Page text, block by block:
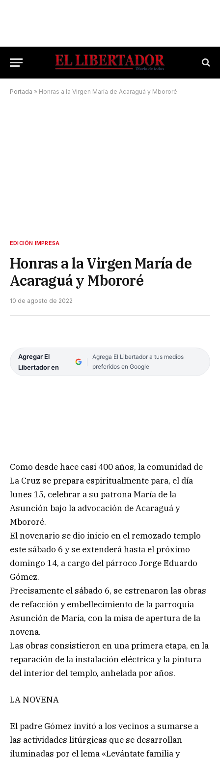
Portada » Honras a la Virgen María de Acaraguá y Mbororé
EDICIÓN IMPRESA
Honras a la Virgen María de
Acaraguá y Mbororé
10 de agosto de 2022
Agregar El
Libertador en
Agrega El Libertador a tus medios
preferidos en Google
Como desde hace casi 400 años, la comunidad de
La Cruz se prepara espiritualmente para, el día
lunes 15, celebrar a su patrona María de la
Asunción bajo la advocación de Acaraguá y
Mbororé.
El novenario se dio inicio en el remozado templo
este sábado 6 y se extenderá hasta el próximo
domingo 14, a cargo del párroco Jorge Eduardo
Gómez.
Precisamente el sábado 6, se estrenaron las obras
de refacción y embellecimiento de la parroquia
Asunción de María, con la misa de apertura de la
novena.
Las obras consistieron en una primera etapa, en la
reparación de la instalación eléctrica y la pintura
del interior del templo, anhelada por años.
LA NOVENA
El padre Gómez invitó a los vecinos a sumarse a
las actividades litúrgicas que se desarrollan
iluminadas por el lema «Levántate familia y